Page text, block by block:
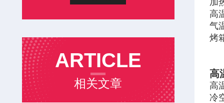
ARTICLE
相关文章
加
高
气
烤
高
高
冷